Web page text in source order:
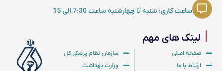
لینک های مهم
صفحه اصلی
ارتباط با ما
سازمان نظام پزشکی کل
وزارت بهداشت
ساعت کاری: شنبه تا چهارشنبه ساعت 7:30 الی 15